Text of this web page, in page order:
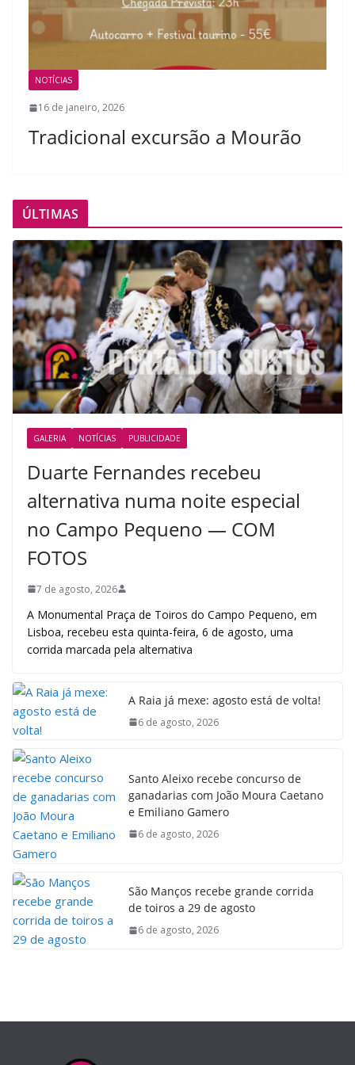
NOTÍCIAS
16 de janeiro, 2026
Tradicional excursão a Mourão
ÚLTIMAS
GALERIA NOTÍCIAS PUBLICIDADE
Duarte Fernandes recebeu
alternativa numa noite especial
no Campo Pequeno — COM
FOTOS
7 de agosto, 2026
A Monumental Praça de Toiros do Campo Pequeno, em
Lisboa, recebeu esta quinta-feira, 6 de agosto, uma
corrida marcada pela alternativa
A Raia já mexe: agosto está de volta!
6 de agosto, 2026
Santo Aleixo recebe concurso de
ganadarias com João Moura Caetano
e Emiliano Gamero
6 de agosto, 2026
São Manços recebe grande corrida
de toiros a 29 de agosto
6 de agosto, 2026